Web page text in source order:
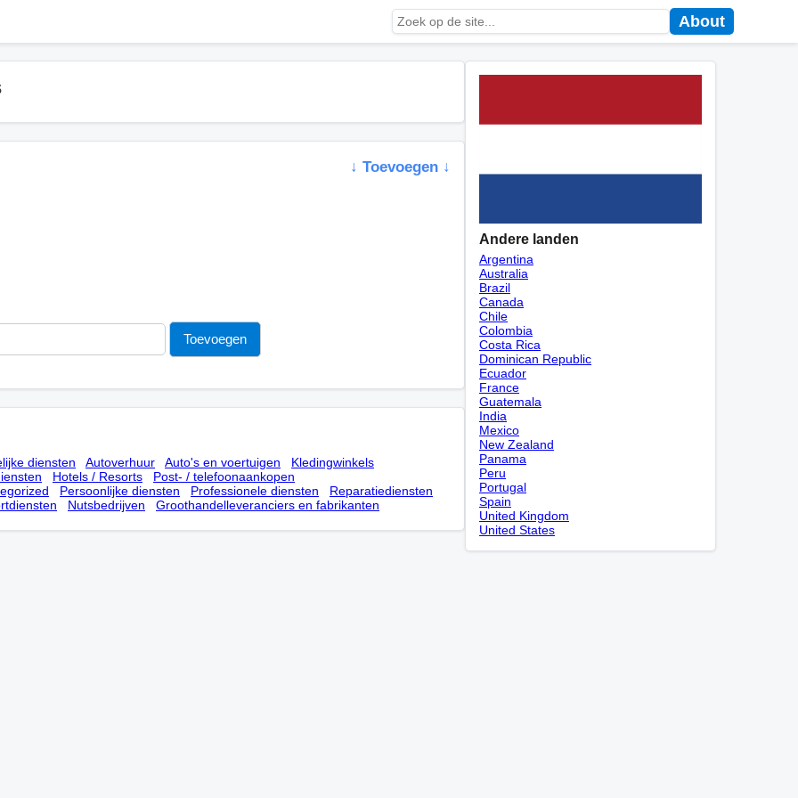
About
↓ Toevoegen ↓
diensten Autoverhuur Auto's en voertuigen
Kledingwinkels
Hotels / Resorts
Post- / telefoonaankopen
Persoonlijke diensten Professionele diensten
Reparatiediensten
Nutsbedrijven Groothandelleveranciers en fabrikanten
Andere landen
Argentina
Australia
Brazil
Canada
Chile
Colombia
Costa Rica
Dominican Republic
Ecuador
France
Guatemala
India
Mexico
New Zealand
Panama
Peru
Portugal
Spain
United Kingdom
United States